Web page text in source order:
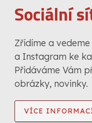
Sociální
Zřídíme a
a Instagram ke
Přidáváme Vám
obrázky, novinky.
VÍCE